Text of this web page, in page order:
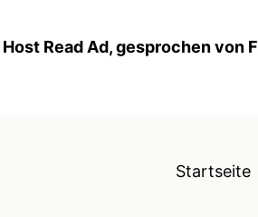
Read Ad, gesprochen von
Startseite